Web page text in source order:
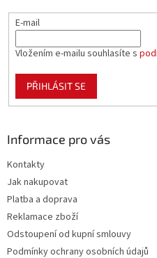
E-mail
Vložením e-mailu souhlasíte s
PŘIHLÁSIT SE
Informace pro vás
Kontakty
Jak nakupovat
Platba a doprava
Reklamace zboží
Odstoupení od kupní smlouvy
Podmínky ochrany osobních údajů